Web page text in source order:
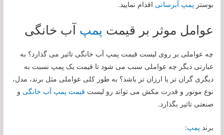
بوستر پمپ آبرسانی اقدام نمایید.
عوامل موثر بر قیمت پمپ آب خانگی
چه عواملی بر روی لیست قیمت پمپ آب خانگی تاثیر می گذارد؟ به
عبارتی دیگر چه عواملی سبب می شود تا قیمت یک پمپ نسبت به
دیگری گران تر یا ارزان تر باشد؟ به طور کلی عواملی مثل برند، مدل،
نوع موتور و قدرت مکش می تواند رو لیست قیمت پمپ آب خانگی و
صنعتی تاثیر بگذارد.
برند پمپ: